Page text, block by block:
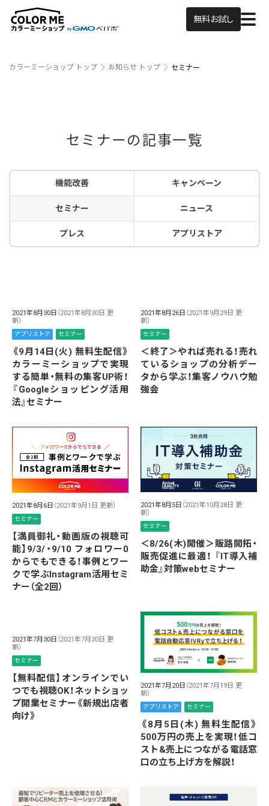
無料お試し
カラーミーショップ トップ お知らせ トップ セミナー
セミナーの記事一覧
機能改善 キャンペーン
セミナー ニュース
プレス アプリストア
2021年8月30日 （2021年8月30日 更
新）
アプリストア セミナー
《9月14日(火) 無料生配信》
カラーミーショップで実現
する簡単・無料の集客UP術！
『Googleショッピング活用
法』セミナー
2021年8月26日 （2021年9月29日 更
新）
セミナー
＜終了＞やれば売れる！売れ
ているショップの分析デー
タから学ぶ！集客ノウハウ勉
強会
2021年8月6日 （2021年9月1日 更新）
セミナー
【満員御礼・動画版の視聴可
能】9/3/・9/10 フォロワー0
からでもできる！事例とワー
クで学ぶInstagram活用セミ
ナー（全2回）
2021年8月5日 （2021年10月28日 更
新）
セミナー
＜8/26(木)開催＞販路開拓・
販売促進に最適！ 『IT導入補
助金』対策webセミナー
2021年7月30日 （2021年7月30日 更
新）
セミナー
【無料配信】オンラインでい
つでも視聴OK！ネットショッ
プ開業セミナー《新規出店者
向け》
2021年7月20日 （2021年7月19日 更
新）
アプリストア セミナー
《8月5日(木) 無料生配信》
500万円の売上を実現！低コ
スト&売上につながる電話窓
口の立ち上げ方を解説！